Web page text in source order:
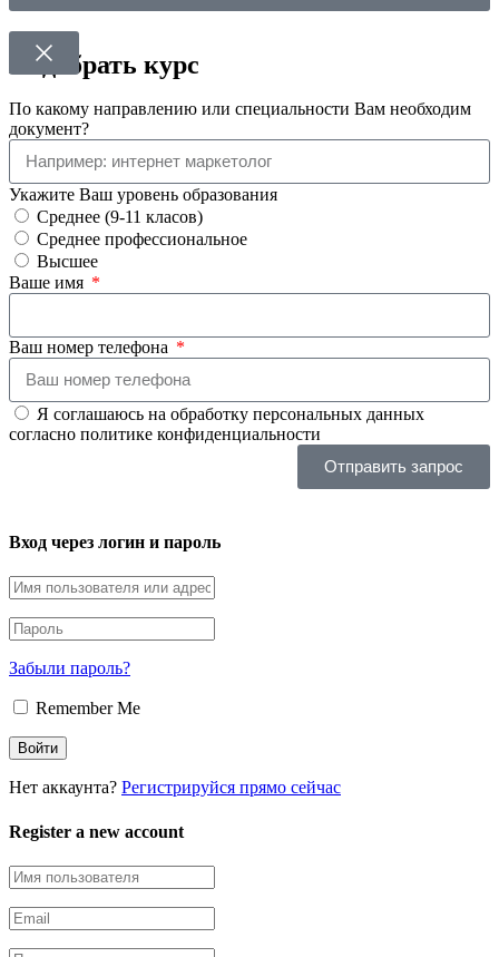
Подобрать курс
По какому направлению или специальности Вам необходим
документ?
Укажите Ваш уровень образования
Среднее (9-11 класов)
Среднее профессиональное
Высшее
Ваше имя
Ваш номер телефона
Я соглашаюсь на обработку персональных данных
согласно политике конфиденциальности
Отправить запрос
Вход через логин и пароль
Забыли пароль?
Remember Me
Нет аккаунта? Регистрируйся прямо сейчас
Register a new account